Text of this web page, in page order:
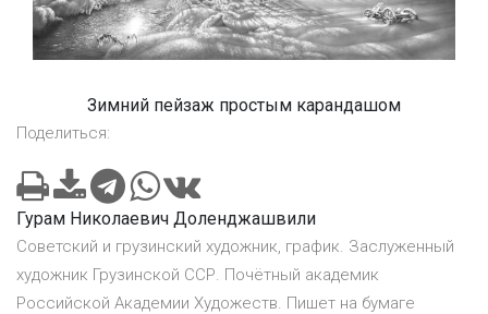
Зимний пейзаж простым карандашом
Поделиться:
Гурам Николаевич Доленджашвили
Советский и грузинский художник, график. Заслуженный
художник Грузинской ССР. Почётный академик
Российской Академии Художеств. Пишет на бумаге